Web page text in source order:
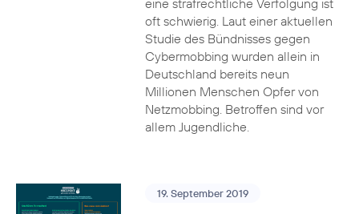
eine strafrechtliche Verfolgung ist
oft schwierig. Laut einer aktuellen
Studie des Bündnisses gegen
Cybermobbing wurden allein in
Deutschland bereits neun
Millionen Menschen Opfer von
Netzmobbing. Betroffen sind vor
allem Jugendliche.
19. September 2019